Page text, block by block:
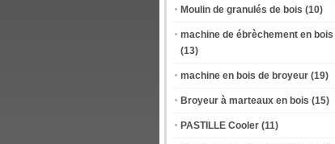
Moulin de granulés de bois (10)
machine de ébrèchement en bois
(13)
machine en bois de broyeur (19)
Broyeur à marteaux en bois (15)
PASTILLE Cooler (11)